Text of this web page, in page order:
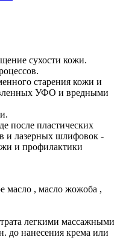
сухости кожи.
старения кожи и
УФО и вредными
после пластических
и лазерных шлифовок -
и профилактики
масло , масло жожоба ,
легкими массажными
до нанесения крема или